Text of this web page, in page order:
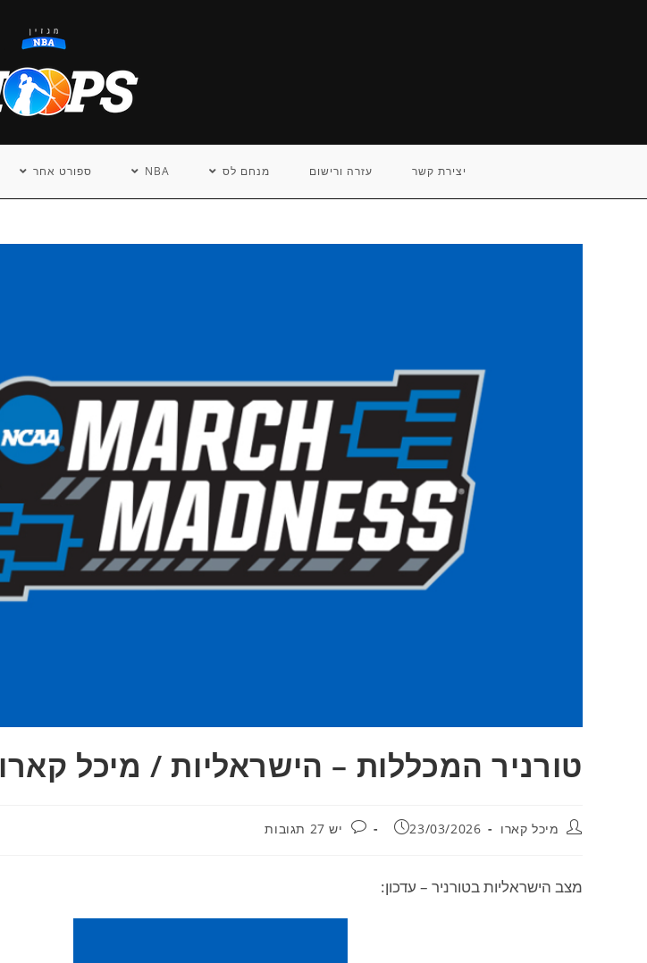
יצירת קשר עזרה ורישום מנחם לס NBA ספורט אחר
טורניר המכללות – הישראליות / מיכל קארו
מחבר:
מיכל קארו פורסם:
23/03/2026 תגובות:
יש 27 תגובות
מצב הישראליות בטורניר – עדכון: